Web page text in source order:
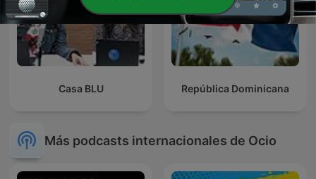
Casa BLU República Dominicana
Más podcasts internacionales de Ocio